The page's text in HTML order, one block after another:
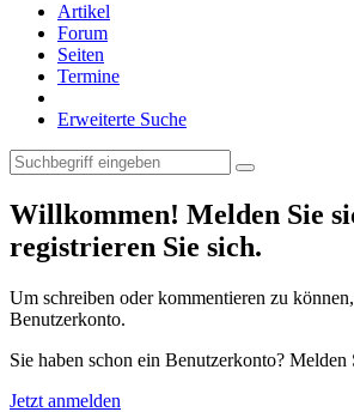
Artikel
Forum
Seiten
Termine
Erweiterte Suche
Willkommen! Melden Sie
registrieren Sie sich.
Um schreiben oder kommentieren zu
Benutzerkonto.
Sie haben schon ein Benutzerkonto? Melden
Jetzt anmelden